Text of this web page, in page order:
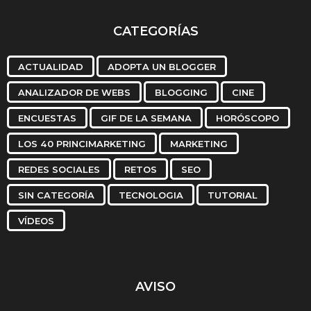
CATEGORÍAS
ACTUALIDAD ADOPTA UN BLOGGER
ANALIZADOR DE WEBS BLOGGING CINE
ENCUESTAS GIF DE LA SEMANA HORÓSCOPO
LOS 40 PRINCIMARKETING MARKETING
REDES SOCIALES RETOS SEO
SIN CATEGORÍA TECNOLOGIA TUTORIAL
VÍDEOS
AVISO